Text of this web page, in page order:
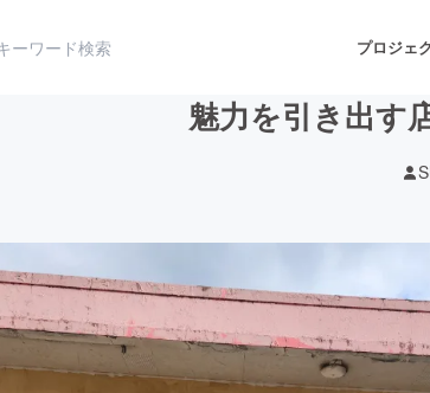
プロジェ
アート・写真 音楽
テクノロジー・ガジェット ゲーム・サー
魅力を引き出す